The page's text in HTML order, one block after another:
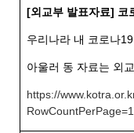
[외교부 발표자료] 코
우리나라 내 코로나19
아울러 동 자료는 외
https://